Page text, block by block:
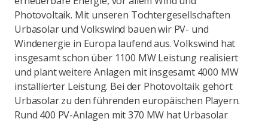
Photovoltaik. Mit unseren Tochtergesellschaften
Urbasolar und Volkswind bauen wir PV- und
Windenergie in Europa laufend aus. Volkswind hat
insgesamt schon über 1100 MW Leistung realisiert
und plant weitere Anlagen mit insgesamt 4000 MW
installierter Leistung. Bei der Photovoltaik gehört
Urbasolar zu den führenden europäischen Playern.
Rund 400 PV-Anlagen mit 370 MW hat Urbasolar